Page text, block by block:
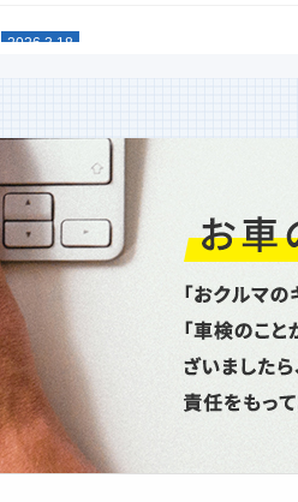
2026.3.18
タイヤ性能比較テスト命を預ける重要
イヤ。単なる噂やネット情...
2026.1.6
新年あけましておめでとうご
ます
昨年は格別のお引立てを賜り厚く御礼
上げます。本年もどうぞよろしくお願
し上げます。本日より通常...